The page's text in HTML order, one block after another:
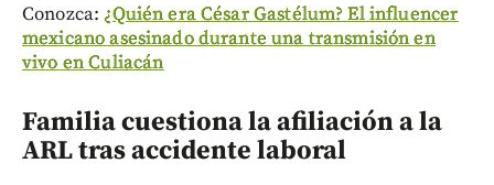
Conozca: ¿Quién era César Gastélum? El influencer
mexicano asesinado durante una transmisión en
vivo en Culiacán
Familia cuestiona la afiliación a la
ARL tras accidente laboral